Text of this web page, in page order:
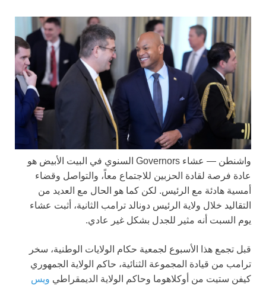
واشنطن —
عشاء Governors السنوي في البيت الأبيض هو
عادة فرصة لقادة الحزبين للاجتماع معاً، والتواصل وقضاء
أمسية هادئة مع الرئيس. لكن كما هو الحال مع العديد من
التقاليد خلال ولاية الرئيس دونالد ترامب الثانية، أثبت عشاء
يوم السبت أنه مثير للجدل بشكل غير عادي.
قبل تجمع هذا الأسبوع لجمعية حكام الولايات الوطنية، سخر
ترامب من قيادة المجموعة الثنائية، حاكم الولاية الجمهوري
كيفن ستيت من أوكلاهوما وحاكم الولاية الديمقراطي ويس